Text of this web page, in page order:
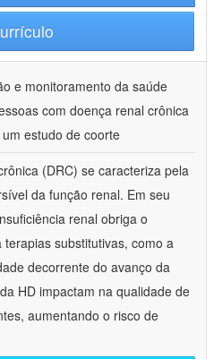
e monitoramento da saúde
com doença renal crônica
estudo de coorte
(DRC) se caracteriza pela
da função renal. Em seu
renal obriga o
substitutivas, como a
decorrente do avanço da
HD impactam na qualidade de
aumentando o risco de